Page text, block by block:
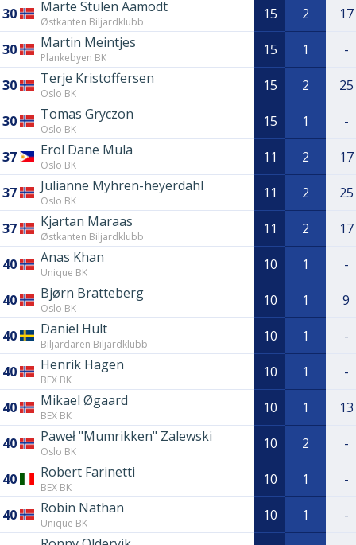
30 Marte Stulen Aamodt
Østkanten Biljardklubb 15 2 17
30 Martin Meintjes
Plankebyen BK 15 1 -
30 Terje Kristoffersen
Oslo BK 15 2 25
30 Tomas Gryczon
Oslo BK 15 1 -
37 Erol Dane Mula
Oslo BK 11 2 17
37 Julianne Myhren-heyerdahl
Oslo BK 11 2 25
37 Kjartan Maraas
Østkanten Biljardklubb 11 2 17
40 Anas Khan
Unique BK 10 1 -
40 Bjørn Bratteberg
Oslo BK 10 1 9
40 Daniel Hult
Biljardären Biljardklubb 10 1 -
40 Henrik Hagen
BEX BK 10 1 -
40 Mikael Øgaard
BEX BK 10 1 13
40 Paweł "Mumrikken" Zalewski
Oslo BK 10 2 -
40 Robert Farinetti
BEX BK 10 1 -
40 Robin Nathan
Unique BK 10 1 -